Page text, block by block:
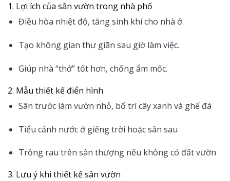
1. Lợi ích của sân vườn trong nhà phố
Điều hòa nhiệt độ, tăng sinh khí cho nhà ở.
Tạo không gian thư giãn sau giờ làm việc.
Giúp nhà “thở” tốt hơn, chống ẩm mốc.
2. Mẫu thiết kế điển hình
Sân trước làm vườn nhỏ, bố trí cây xanh và ghế đá
Tiểu cảnh nước ở giếng trời hoặc sân sau
Trồng rau trên sân thượng nếu không có đất vườn
3. Lưu ý khi thiết kế sân vườn